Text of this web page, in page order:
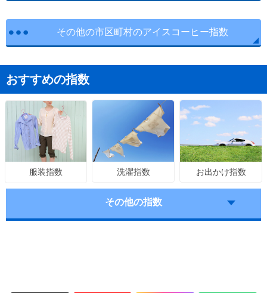
その他の市区町村のアイスコーヒー指数
おすすめの指数
服装指数 洗濯指数 お出かけ指数
その他の指数